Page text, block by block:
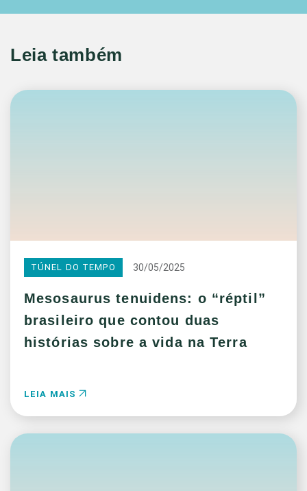
Leia também
TÚNEL DO TEMPO 30/05/2025
Mesosaurus tenuidens: o “réptil”
brasileiro que contou duas
histórias sobre a vida na Terra
LEIA MAIS